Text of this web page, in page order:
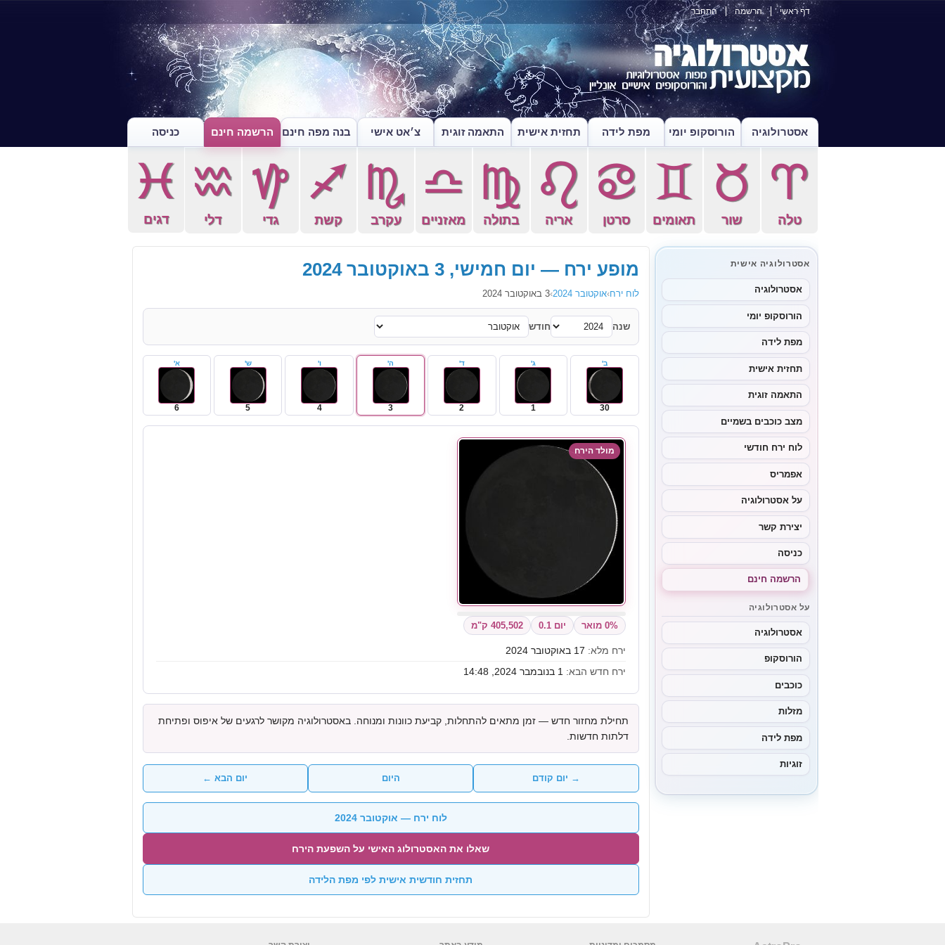
דף ראשי הרשמה התחבר
אסטרולוגיה הורוסקופ יומי מפת לידה תחזית אישית התאמה זוגית צ׳אט אישי בנה מפה חינם הרשמה חינם כניסה
a
טלה
s
שור
d
תאומים
f
סרטן
g
אריה
h
בתולה
j
מאזניים
k
עקרב
l
קשת
z
גדי
x
דלי
c
דגים
אסטרולוגיה אישית
אסטרולוגיה
הורוסקופ יומי
מפת לידה
תחזית אישית
התאמה זוגית
מצב כוכבים בשמיים
לוח ירח חודשי
אפמריס
על אסטרולוגיה
יצירת קשר
כניסה
הרשמה חינם
על אסטרולוגיה
אסטרולוגיה
הורוסקופ
כוכבים
מזלות
מפת לידה
זוגיות
מופע ירח — יום חמישי, 3 באוקטובר 2024
לוח ירח›אוקטובר 2024 ›3 באוקטובר 2024
שנה חודש
ב'
30
ג'
1
ד'
2
ה'
3
ו'
4
ש'
5
א'
6
מולד הירח
0% מואר יום 0.1 405,502 ק"מ
ירח מלא:
ירח חדש הבא:
תחילת מחזור חדש — זמן מתאים להתחלות, קביעת כוונות ומנוחה. באסטרולוגיה מקושר לרגעים של איפוס ופתיחת
דלתות חדשות.
→ יום קודם היום יום הבא ←
לוח ירח — אוקטובר 2024
שאלו את האסטרולוג האישי על השפעת הירח
תחזית חודשית אישית לפי מפת הלידה